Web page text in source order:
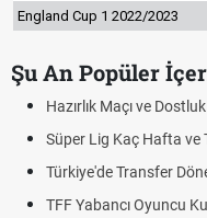
England Cup 1 2022/2023
Şu An Popüler
Hazırlık Maçı ve
Süper Lig Kaç Hafta ve
Türkiye'de Transfer
TFF Yabancı Oyuncu